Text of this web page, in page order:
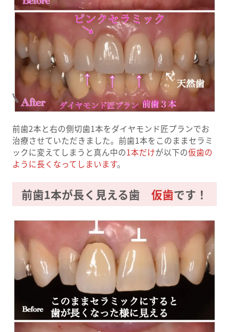
前歯2本と右の側切歯1本をダイヤモンド匠プランでお
治療させていただきました。前歯1本をこのままセラミ
ックに変えてしまうと真ん中の1本だけが以下の仮歯の
ように長くなってしまいます。
前歯1本が長く見える歯 仮歯です！